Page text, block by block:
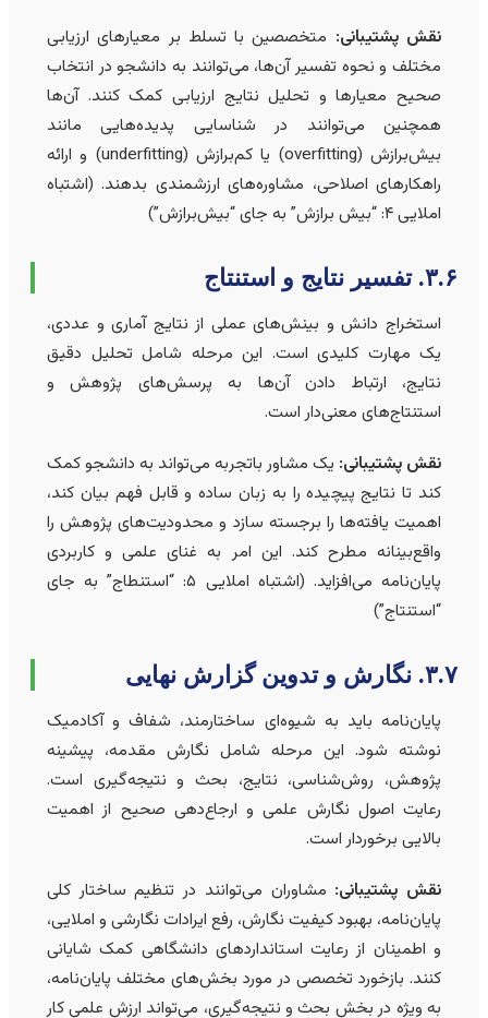
نقش پشتیبانی:متخصصین با تسلط بر معیارهای ارزیابی
مختلف و نحوه تفسیر آن‌ها، می‌توانند به دانشجو در انتخاب
صحیح معیارها و تحلیل نتایج ارزیابی کمک کنند. آن‌ها
همچنین می‌توانند در شناسایی پدیده‌هایی مانند
بیش‌برازش (overfitting) یا کم‌برازش (underfitting) و ارائه
راهکارهای اصلاحی، مشاوره‌های ارزشمندی بدهند. (اشتباه
املایی ۴: “بیش برازش” به جای “بیش‌برازش”)
استخراج دانش و بینش‌های عملی از نتایج آماری و عددی،
یک مهارت کلیدی است. این مرحله شامل تحلیل دقیق
نتایج، ارتباط دادن آن‌ها به پرسش‌های پژوهش و
استنتاج‌های معنی‌دار است.
نقش پشتیبانی:یک مشاور باتجربه می‌تواند به دانشجو کمک
کند تا نتایج پیچیده را به زبان ساده و قابل فهم بیان کند،
اهمیت یافته‌ها را برجسته سازد و محدودیت‌های پژوهش را
واقع‌بینانه مطرح کند. این امر به غنای علمی و کاربردی
پایان‌نامه می‌افزاید. (اشتباه املایی ۵: “استنطاج” به جای
“استنتاج”)
پایان‌نامه باید به شیوه‌ای ساختارمند، شفاف و آکادمیک
نوشته شود. این مرحله شامل نگارش مقدمه، پیشینه
پژوهش، روش‌شناسی، نتایج، بحث و نتیجه‌گیری است.
رعایت اصول نگارش علمی و ارجاع‌دهی صحیح از اهمیت
بالایی برخوردار است.
نقش پشتیبانی:مشاوران می‌توانند در تنظیم ساختار کلی
پایان‌نامه، بهبود کیفیت نگارش، رفع ایرادات نگارشی و املایی،
و اطمینان از رعایت استانداردهای دانشگاهی کمک شایانی
کنند. بازخورد تخصصی در مورد بخش‌های مختلف پایان‌نامه،
به ویژه در بخش بحث و نتیجه‌گیری، می‌تواند ارزش علمی کار